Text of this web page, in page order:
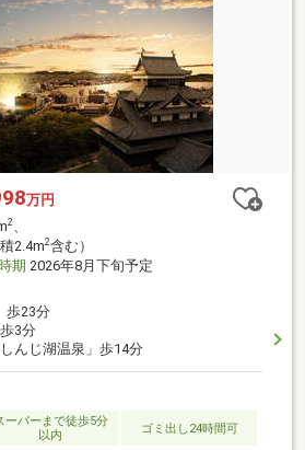
万円
2、
2.4m2含む）
期 2026年8月下旬予定
歩23分
3分
んじ湖温泉」歩14分
ーパーまで徒歩5分
以内
ゴミ出し24時間可